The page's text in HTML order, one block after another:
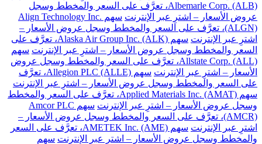
Albemarle Corp. (ALB)، تعرَّف على السعر والمخطط وسجل
عروض الأسعار – اشترِ عبر الإنترنت
سهم Align Technology Inc.
(ALGN)، تعرَّف على السعر والمخطط وسجل عروض الأسعار –
اشترِ عبر الإنترنت
سهم Alaska Air Group Inc. (ALK)، تعرَّف على
السعر والمخطط وسجل عروض الأسعار – اشترِ عبر الإنترنت سهم
Allstate Corp. (ALL)، تعرَّف على السعر والمخطط وسجل عروض
الأسعار – اشترِ عبر الإنترنت
سهم Allegion PLC (ALLE)، تعرَّف
على السعر والمخطط وسجل عروض الأسعار – اشترِ عبر الإنترنت
سهم Applied Materials Inc. (AMAT)، تعرَّف على السعر والمخطط
وسجل عروض الأسعار – اشترِ عبر الإنترنت
سهم Amcor PLC
(AMCR)، تعرَّف على السعر والمخطط وسجل عروض الأسعار –
اشترِ عبر الإنترنت
سهم AMETEK Inc. (AME)، تعرَّف على السعر
والمخطط وسجل عروض الأسعار – اشترِ عبر الإنترنت سهم